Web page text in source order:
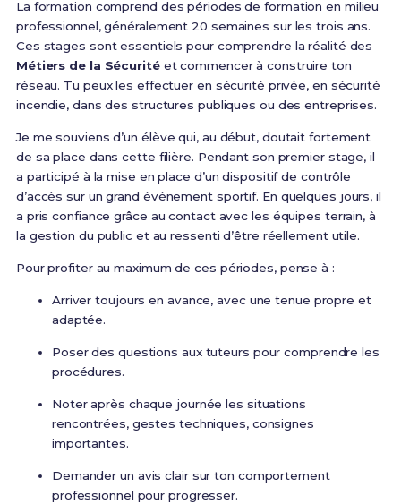
La formation comprend des périodes de formation en milieu
professionnel, généralement 20 semaines sur les trois ans.
Ces stages sont essentiels pour comprendre la réalité des
Métiers de la Sécuritéet commencer à construire ton
réseau. Tu peux les effectuer en sécurité privée, en sécurité
incendie, dans des structures publiques ou des entreprises.
Je me souviens d’un élève qui, au début, doutait fortement
de sa place dans cette filière. Pendant son premier stage, il
a participé à la mise en place d’un dispositif de contrôle
d’accès sur un grand événement sportif. En quelques jours, il
a pris confiance grâce au contact avec les équipes terrain, à
la gestion du public et au ressenti d’être réellement utile.
Pour profiter au maximum de ces périodes, pense à :
Arriver toujours en avance, avec une tenue propre et
adaptée.
Poser des questions aux tuteurs pour comprendre les
procédures.
Noter après chaque journée les situations
rencontrées, gestes techniques, consignes
importantes.
Demander un avis clair sur ton comportement
professionnel pour progresser.